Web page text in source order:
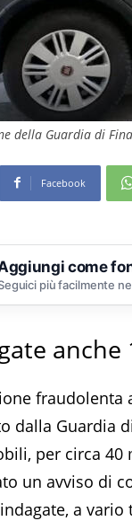
della Guardia di
Facebook
come
più facilmente
anche
dalla Guardia
per circa 40
un avviso di
a vario